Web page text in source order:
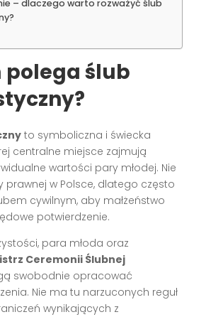
– dlaczego warto rozważyć ślub
polega ślub
to symboliczna i świecka
centralne miejsce zajmują
wartości pary młodej. Nie
w Polsce, dlatego często
cywilnym, aby małżeństwo
potwierdzenie.
para młoda oraz
Ceremonii Ślubnej
swobodnie opracować
Nie ma tu narzuconych reguł
wynikających z